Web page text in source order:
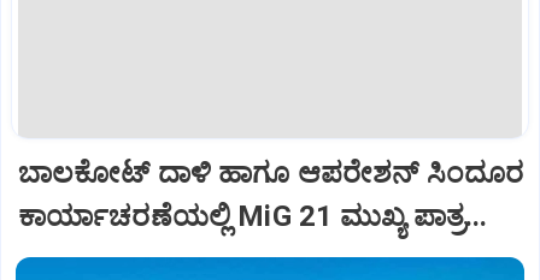
ಬಾಲಕೋಟ್‌ ದಾಳಿ ಹಾಗೂ ಆಪರೇಶನ್‌ ಸಿಂದೂರ
ಕಾರ್ಯಾಚರಣೆಯಲ್ಲಿ MiG 21 ಮುಖ್ಯ ಪಾತ್ರ...